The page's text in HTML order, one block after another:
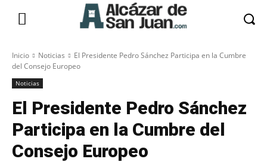
Inicio Noticias
El Presidente Pedro Sánchez Participa en la Cumbre
del Consejo Europeo
Noticias
El Presidente Pedro Sánchez
Participa en la Cumbre del
Consejo Europeo